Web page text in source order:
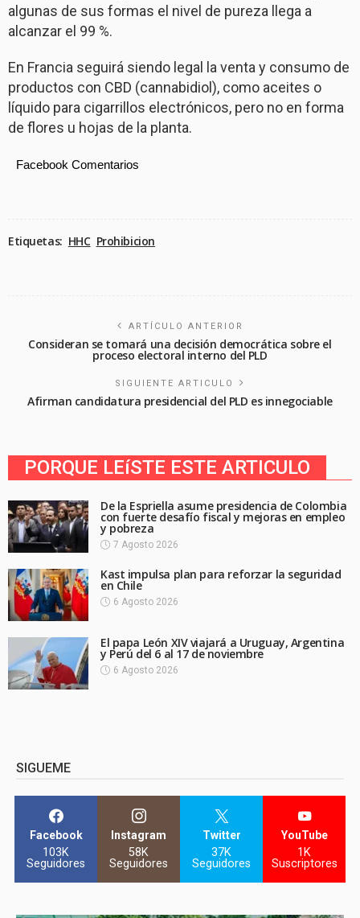
algunas de sus formas el nivel de pureza llega a
alcanzar el 99 %.
En Francia seguirá siendo legal la venta y consumo de
productos con CBD (cannabidiol), como aceites o
líquido para cigarrillos electrónicos, pero no en forma
de flores u hojas de la planta.
Facebook Comentarios
Etiquetas: HHC Prohibicion
ARTÍCULO ANTERIOR
Consideran se tomará una decisión democrática sobre el
proceso electoral interno del PLD
SIGUIENTE ARTICULO
Afirman candidatura presidencial del PLD es innegociable
PORQUE LEíSTE ESTE ARTICULO
De la Espriella asume presidencia de Colombia
con fuerte desafío fiscal y mejoras en empleo
y pobreza
7 Agosto 2026
Kast impulsa plan para reforzar la seguridad
en Chile
6 Agosto 2026
El papa León XIV viajará a Uruguay, Argentina
y Perú del 6 al 17 de noviembre
6 Agosto 2026
SIGUEME
Facebook
103K
Seguidores
Instagram
58K
Seguidores
Twitter
37K
Seguidores
YouTube
1K
Suscriptores